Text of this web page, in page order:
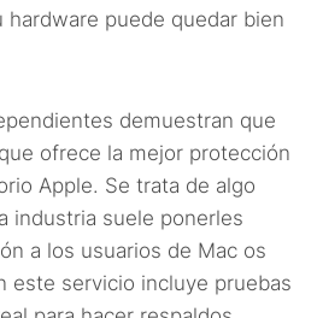
puede quedar bien
demuestran que
ofrece la mejor protección
Apple. Se trata de algo
industria suele ponerles
a los usuarios de Mac os
este servicio incluye pruebas